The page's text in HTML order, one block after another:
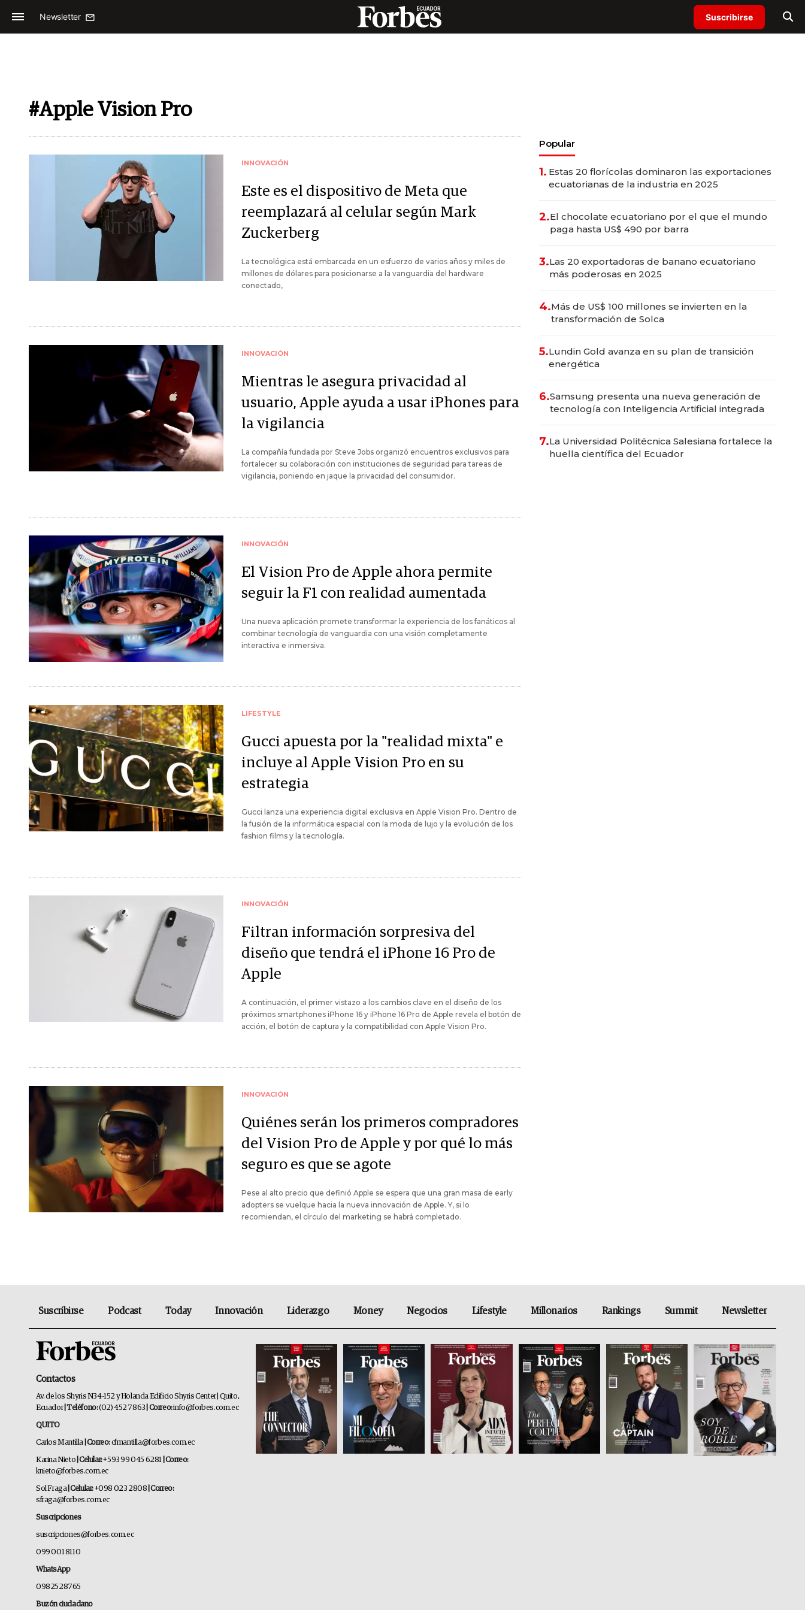
Newsletter Suscribirse
#Apple Vision Pro
INNOVACIÓN
Este es el dispositivo de Meta que
reemplazará al celular según Mark
Zuckerberg
La tecnológica está embarcada en un esfuerzo de varios años y miles de
millones de dólares para posicionarse a la vanguardia del hardware
conectado,
INNOVACIÓN
Mientras le asegura privacidad al
usuario, Apple ayuda a usar iPhones para
la vigilancia
La compañía fundada por Steve Jobs organizó encuentros exclusivos para
fortalecer su colaboración con instituciones de seguridad para tareas de
vigilancia, poniendo en jaque la privacidad del consumidor.
INNOVACIÓN
El Vision Pro de Apple ahora permite
seguir la F1 con realidad aumentada
Una nueva aplicación promete transformar la experiencia de los fanáticos al
combinar tecnología de vanguardia con una visión completamente
interactiva e inmersiva.
LIFESTYLE
Gucci apuesta por la "realidad mixta" e
incluye al Apple Vision Pro en su
estrategia
Gucci lanza una experiencia digital exclusiva en Apple Vision Pro. Dentro de
la fusión de la informática espacial con la moda de lujo y la evolución de los
fashion films y la tecnología.
INNOVACIÓN
Filtran información sorpresiva del
diseño que tendrá el iPhone 16 Pro de
Apple
A continuación, el primer vistazo a los cambios clave en el diseño de los
próximos smartphones iPhone 16 y iPhone 16 Pro de Apple revela el botón de
acción, el botón de captura y la compatibilidad con Apple Vision Pro.
INNOVACIÓN
Quiénes serán los primeros compradores
del Vision Pro de Apple y por qué lo más
seguro es que se agote
Pese al alto precio que definió Apple se espera que una gran masa de early
adopters se vuelque hacia la nueva innovación de Apple. Y, si lo
recomiendan, el círculo del marketing se habrá completado.
Popular
1. Estas 20 florícolas dominaron las exportaciones
ecuatorianas de la industria en 2025
2.El chocolate ecuatoriano por el que el mundo
paga hasta US$ 490 por barra
3.Las 20 exportadoras de banano ecuatoriano
más poderosas en 2025
4.Más de US$ 100 millones se invierten en la
transformación de Solca
5.Lundin Gold avanza en su plan de transición
energética
6.Samsung presenta una nueva generación de
tecnología con Inteligencia Artificial integrada
7.La Universidad Politécnica Salesiana fortalece la
huella científica del Ecuador
Suscribirse Podcast Today Innovación Liderazgo Money Negocios Lifestyle Millonarios Rankings Summit Newsletter
Contactos
Av. de los Shyris N34-152 y Holanda Edificio Shyris Center | Quito,
Ecuador | Teléfono:(02) 452 7863 | Correo:info@forbes.com.ec
QUITO
Carlos Mantilla | Correo:cfmantilla@forbes.com.ec
Karina Nieto | Celular:+593 99 045 6281 | Correo:
knieto@forbes.com.ec
Sol Fraga| Celular:+098 023 2808 | Correo:
sfraga@forbes.com.ec
Suscripciones
suscripciones@forbes.com.ec
099 001 8110
WhatsApp
0982528765
Buzón ciudadano